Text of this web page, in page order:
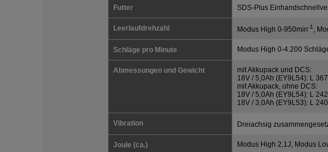
Futter SDS-Plus
Leerlaufdrehzahl Modus High 0-950min-1 ,
Schläge pro Minute Modus High 0-4.200
Abmessungen und Gewicht
mit Akkupack und DCS:
18V / 5,0Ah (EY9L54): L
mit Akkupack, ohne DCS:
18V / 5,0Ah (EY9L54): L
18V / 3,0Ah (EY9L53): L
Vibration Dreiachsig
Joule (ca.) Modus High 2,1J, Modus